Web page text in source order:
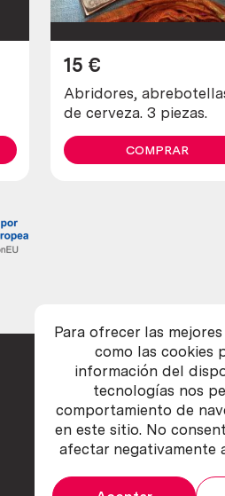
Para ofrecer las
como las cookies
información del
tecnologías nos
comportamiento de
en este sitio. No
afectar negativamente
Abridores,
de cerveza. 3 piezas.
15 €
COMPRAR